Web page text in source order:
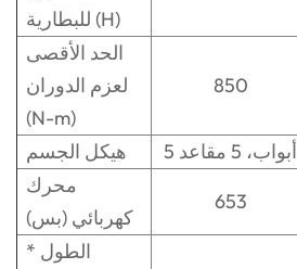
للبطارية (H)
الحد الأقصى
لعزم الدوران
(N-m)
850
هيكل الجسم 5 أبواب، 5 مقاعد
محرك
كهربائي (بس)
653
الطول *